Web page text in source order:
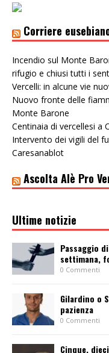
Corriere
Incendio sul Monte
rifugio e chiusi tutti i
Vercelli: in alcune vie
Nuovo fronte delle
Monte Barone
Centinaia di vercellesi a
Intervento dei vigili del
Caresanablot
Ascolta Alè Pro
Ultime notizie
Passaggio
settimana,
0 Commenti
Gilardino o
pazienza
0 Commenti
Cinque,